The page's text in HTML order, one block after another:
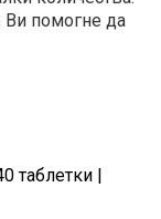
Ви помогне да